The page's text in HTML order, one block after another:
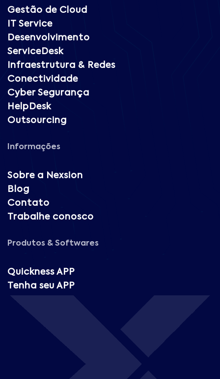
Gestão de Cloud
IT Service
Desenvolvimento
ServiceDesk
Infraestrutura & Redes
Conectividade
Cyber Segurança
HelpDesk
Outsourcing
Informações
Sobre a Nexsion
Blog
Contato
Trabalhe conosco
Produtos & Softwares
Quickness APP
Tenha seu APP